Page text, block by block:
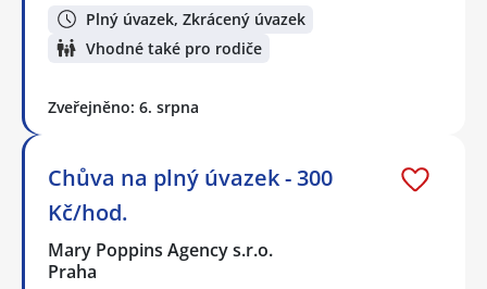
Plný úvazek, Zkrácený úvazek
Vhodné také pro rodiče
Zveřejněno: 6. srpna
Chůva na plný úvazek - 300
Kč/hod.
Mary Poppins Agency s.r.o.
Praha